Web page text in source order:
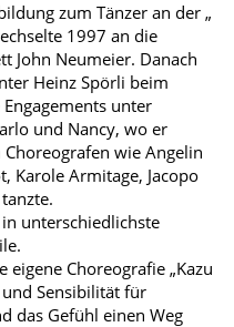
zum Tänzer an der „
1997 an die
John Neumeier. Danach
Heinz Spörli beim
unter
und Nancy, wo er
wie Angelin
Karole Armitage, Jacopo
unterschiedlichste
Choreografie „Kazu
Sensibilität für
das Gefühl einen Weg